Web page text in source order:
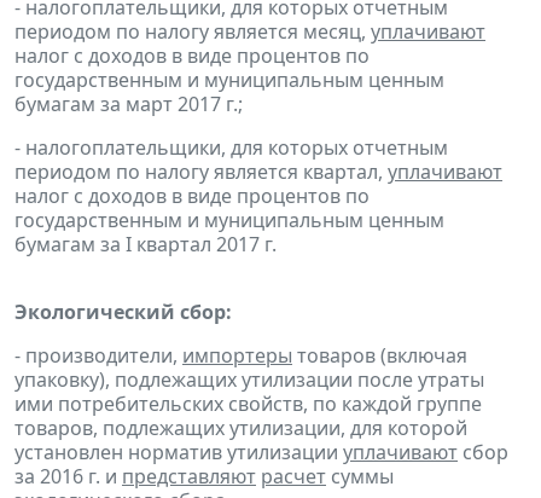
- налогоплательщики, для которых отчетным
периодом по налогу является месяц, уплачивают
налог с доходов в виде процентов по
государственным и муниципальным ценным
бумагам за март 2017 г.;
- налогоплательщики, для которых отчетным
периодом по налогу является квартал, уплачивают
налог с доходов в виде процентов по
государственным и муниципальным ценным
бумагам за I квартал 2017 г.
Экологический сбор:
- производители, импортеры товаров (включая
упаковку), подлежащих утилизации после утраты
ими потребительских свойств, по каждой группе
товаров, подлежащих утилизации, для которой
установлен норматив утилизации уплачивают сбор
за 2016 г. и представляют расчет суммы